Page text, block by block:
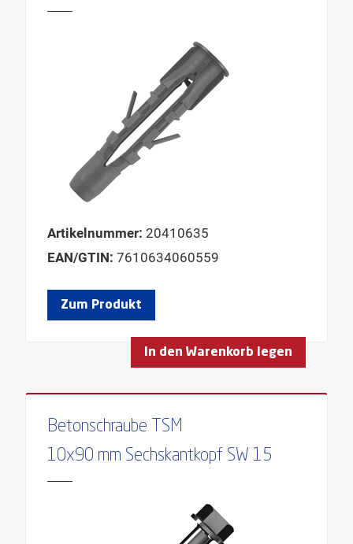
Artikelnummer: 20410635
EAN/GTIN: 7610634060559
Zum Produkt
In den Warenkorb legen
Betonschraube TSM
10x90 mm Sechskantkopf SW 15